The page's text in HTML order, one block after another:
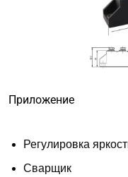
Приложение
Регулировка
Сварщик